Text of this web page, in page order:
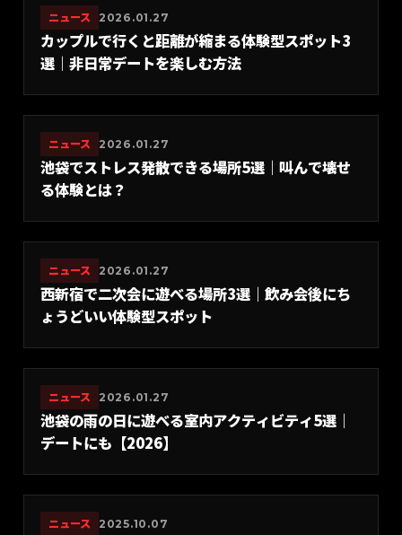
ニュース 2026.01.27
カップルで行くと距離が縮まる体験型スポット3
選｜非日常デートを楽しむ方法
ニュース 2026.01.27
池袋でストレス発散できる場所5選｜叫んで壊せ
る体験とは？
ニュース 2026.01.27
西新宿で二次会に遊べる場所3選｜飲み会後にち
ょうどいい体験型スポット
ニュース 2026.01.27
池袋の雨の日に遊べる室内アクティビティ5選｜
デートにも【2026】
ニュース 2025.10.07